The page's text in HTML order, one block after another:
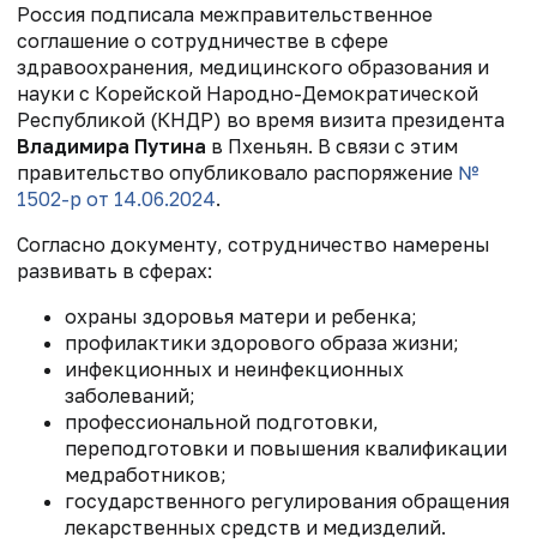
Россия подписала межправительственное
соглашение о сотрудничестве в сфере
здравоохранения, медицинского образования и
науки с Корейской Народно-Демократической
Республикой (КНДР) во время визита президента
Владимира Путина в Пхеньян. В связи с этим
правительство опубликовало распоряжение №
1502-р от 14.06.2024.
Согласно документу, сотрудничество намерены
развивать в сферах:
охраны здоровья матери и ребенка;
профилактики здорового образа жизни;
инфекционных и неинфекционных
заболеваний;
профессиональной подготовки,
переподготовки и повышения квалификации
медработников;
государственного регулирования обращения
лекарственных средств и медизделий.